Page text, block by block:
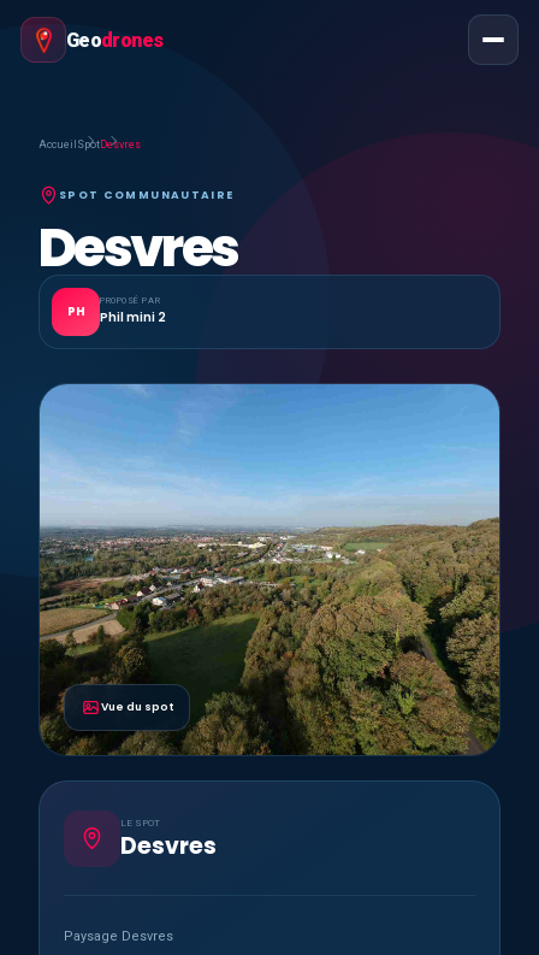
Geodrones
Accueil SpotDesvres
SPOT COMMUNAUTAIRE
Desvres
PH
PROPOSÉ PAR
Phil mini 2
Vue du spot
LE SPOT
Desvres
Paysage Desvres